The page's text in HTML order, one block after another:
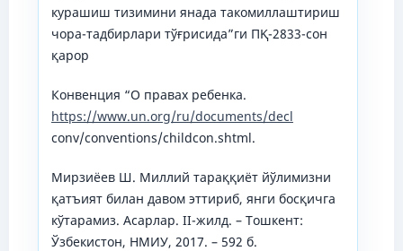
курашиш тизимини янада такомиллаштириш
чора-тадбирлари тўғрисида”ги ПҚ-2833-сон
қарор
Конвенция “О правах ребенка.
https://www.un.org/ru/documents/decl
conv/conventions/childcon.shtml.
Мирзиёев Ш. Миллий тараққиёт йўлимизни
қатъият билан давом эттириб, янги босқичга
кўтарамиз. Асарлар. II-жилд. – Тошкент:
Ўзбекистон, НМИУ, 2017. – 592 б.